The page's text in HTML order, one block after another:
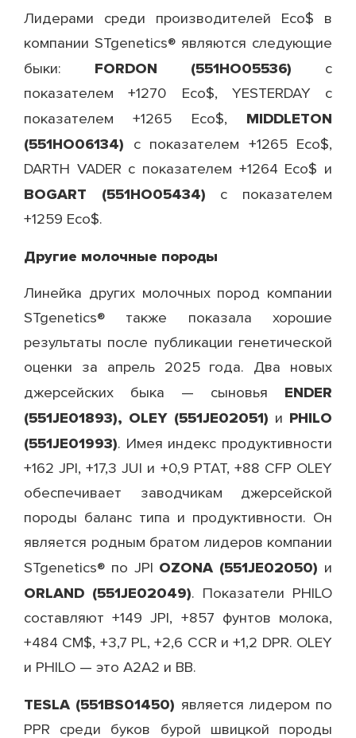
Лидерами среди производителей Eco$ в
компании STgenetics® являются следующие
быки: FORDON (551HO05536) с
показателем +1270 Eco$, YESTERDAY с
показателем +1265 Eco$, MIDDLETON
(551HO06134) с показателем +1265 Eco$,
DARTH VADER с показателем +1264 Eco$ и
BOGART (551HO05434) с показателем
+1259 Eco$.
Другие молочные породы
Линейка других молочных пород компании
STgenetics® также показала хорошие
результаты после публикации генетической
оценки за апрель 2025 года. Два новых
джерсейских быка — сыновья ENDER
(551JE01893), OLEY (551JE02051) и PHILO
(551JE01993). Имея индекс продуктивности
+162 JPI, +17,3 JUI и +0,9 PTAT, +88 CFP OLEY
обеспечивает заводчикам джерсейской
породы баланс типа и продуктивности. Он
является родным братом лидеров компании
STgenetics® по JPI OZONA (551JE02050) и
ORLAND (551JE02049). Показатели PHILO
составляют +149 JPI, +857 фунтов молока,
+484 CM$, +3,7 PL, +2,6 CCR и +1,2 DPR. OLEY
и PHILO — это A2A2 и BB.
TESLA (551BS01450) является лидером по
PPR среди буков бурой швицкой породы